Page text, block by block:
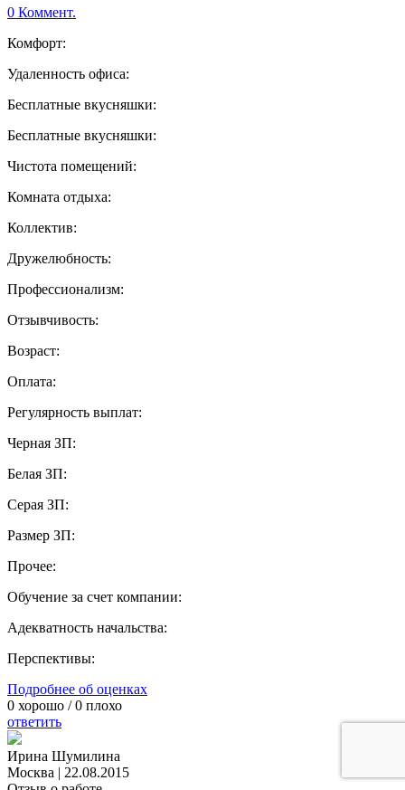
0 Коммент.
Комфорт:
Удаленность офиса:
Бесплатные вкусняшки:
Бесплатные вкусняшки:
Чистота помещений:
Комната отдыха:
Коллектив:
Дружелюбность:
Профессионализм:
Отзывчивость:
Возраст:
Оплата:
Регулярность выплат:
Черная ЗП:
Белая ЗП:
Серая ЗП:
Размер ЗП:
Прочее:
Обучение за счет компании:
Адекватность начальства:
Перспективы:
Подробнее об оценках
0 хорошо /0 плохо
ответить
Ирина Шумилина
Москва | 22.08.2015